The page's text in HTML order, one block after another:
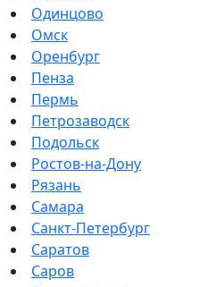
Одинцово
Омск
Оренбург
Пенза
Пермь
Петрозаводск
Подольск
Ростов-на-Дону
Рязань
Самара
Санкт-Петербург
Саратов
Саров